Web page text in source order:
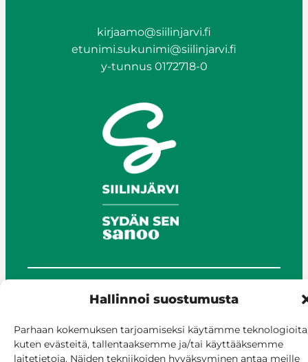
Hallinnoi suostumusta
Parhaan kokemuksen tarjoamiseksi käytämme
kuten evästeitä, tallentaaksemme ja/tai käyttääksemme
laitetietoja. Näiden tekniikoiden hyväksyminen antaa meille
kirjaamo@siilinjarvi.fi
etunimi.sukunimi@siilinjarvi.fi
y-tunnus 0172718-0
© Siilinjärvi 2025
Asioi verkossa
Laskutus ja maksaminen